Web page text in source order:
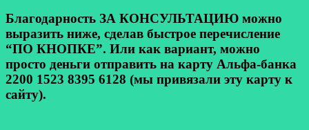
Благодарность ЗА КОНСУЛЬТАЦИЮ можно
выразить ниже, сделав быстрое перечисление
“ПО КНОПКЕ”. Или как вариант, можно
просто деньги отправить на карту Альфа-банка
2200 1523 8395 6128 (мы привязали эту карту к
сайту).